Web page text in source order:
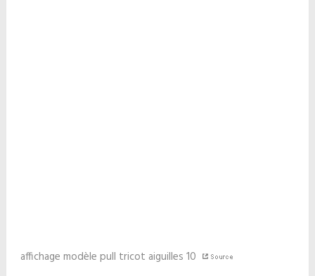
affichage modèle pull tricot aiguilles 10